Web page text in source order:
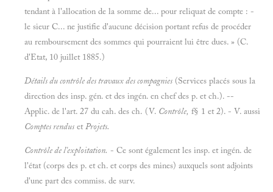
tendant à l'allocation de la somme de... pour reliquat de compte : -
le sieur C... ne justifie d'aucune décision portant refus de procéder
au remboursement des sommes qui pourraient lui être dues. » (C.
d'Etat, 10 juillet 1885.)
Détails du contrôle des travaux des compagnies (Services placés sous la
direction des insp. gén. et des ingén. en chef des p. et ch.). --
Applic. de l'art. 27 du cah. des ch. (V. Contrôle, f§ 1 et 2). - V. aussi
Comptes rendus etProjets.
Contrôle de l'exploitation. - Ce sont également les insp. et ingén. de
l'état (corps des p. et ch. et corps des mines) auxquels sont adjoints
d'une part des commiss. de surv.